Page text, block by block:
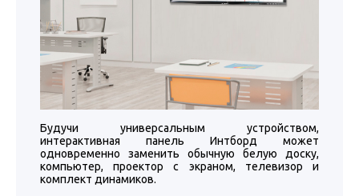
Будучи универсальным устройством,
интерактивная панель Интборд может
одновременно заменить обычную белую доску,
компьютер, проектор с экраном, телевизор и
комплект динамиков.